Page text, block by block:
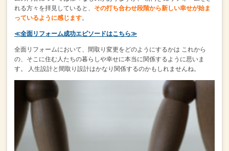
れる方々を拝見していると、 その打ち合わせ段階から新しい幸せが始ま
っているように感じます。
≪全面リフォーム成功エピソードはこちら≫
全面リフォームにおいて、間取り変更をどのようにするかは これから
の、そこに住む人たちの暮らしや幸せに本当に関係するように思いま
す。
人生設計と間取り設計はかなり関係するのかもしれませんね。